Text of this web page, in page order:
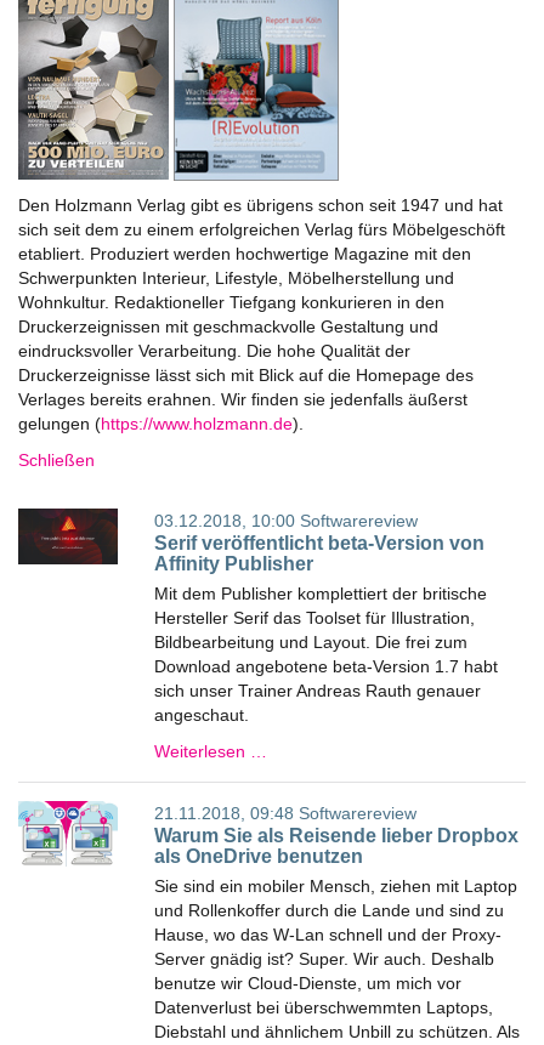
Den Holzmann Verlag gibt es übrigens schon seit 1947 und hat
sich seit dem zu einem erfolgreichen Verlag fürs Möbelgeschöft
etabliert. Produziert werden hochwertige Magazine mit den
Schwerpunkten Interieur, Lifestyle, Möbelherstellung und
Wohnkultur. Redaktioneller Tiefgang konkurieren in den
Druckerzeignissen mit geschmackvolle Gestaltung und
eindrucksvoller Verarbeitung. Die hohe Qualität der
Druckerzeignisse lässt sich mit Blick auf die Homepage des
Verlages bereits erahnen. Wir finden sie jedenfalls äußerst
gelungen (https://www.holzmann.de).
Schließen
03.12.2018, 10:00 Softwarereview
Serif veröffentlicht beta-Version von
Affinity Publisher
Mit dem Publisher komplettiert der britische
Hersteller Serif das Toolset für Illustration,
Bildbearbeitung und Layout. Die frei zum
Download angebotene beta-Version 1.7 habt
sich unser Trainer Andreas Rauth genauer
angeschaut.
Weiterlesen …
21.11.2018, 09:48 Softwarereview
Warum Sie als Reisende lieber Dropbox
als OneDrive benutzen
Sie sind ein mobiler Mensch, ziehen mit Laptop
und Rollenkoffer durch die Lande und sind zu
Hause, wo das W-Lan schnell und der Proxy-
Server gnädig ist? Super. Wir auch. Deshalb
benutze wir Cloud-Dienste, um mich vor
Datenverlust bei überschwemmten Laptops,
Diebstahl und ähnlichem Unbill zu schützen. Als